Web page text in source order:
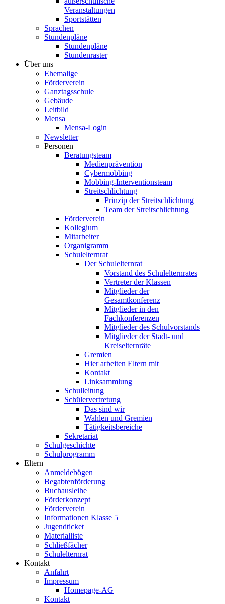
Veranstaltungen
Sportstätten
Sprachen
Stundenpläne
Stundenpläne
Stundenraster
Über uns
Ehemalige
Förderverein
Ganztagsschule
Gebäude
Leitbild
Mensa
Mensa-Login
Newsletter
Personen
Beratungsteam
Medienprävention
Cybermobbing
Mobbing-Interventionsteam
Streitschlichtung
Prinzip der Streitschlichtung
Team der Streitschlichtung
Förderverein
Kollegium
Mitarbeiter
Organigramm
Schulelternrat
Der Schulelternrat
Vorstand des Schulelternrates
Vertreter der Klassen
Mitglieder der
Gesamtkonferenz
Mitglieder in den
Fachkonferenzen
Mitglieder des Schulvorstands
Mitglieder der Stadt- und
Kreiselternräte
Gremien
Hier arbeiten Eltern mit
Kontakt
Linksammlung
Schulleitung
Schülervertretung
Das sind wir
Wahlen und Gremien
Tätigkeitsbereiche
Sekretariat
Schulgeschichte
Schulprogramm
Eltern
Anmeldebögen
Begabtenförderung
Buchausleihe
Förderkonzept
Förderverein
Informationen Klasse 5
Jugendticket
Materialliste
Schließfächer
Schulelternrat
Kontakt
Anfahrt
Impressum
Homepage-AG
Kontakt